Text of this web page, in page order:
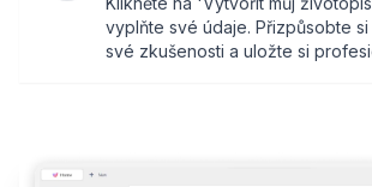
vyplňte své údaje. Přizpůsobte
své zkušenosti a uložte si